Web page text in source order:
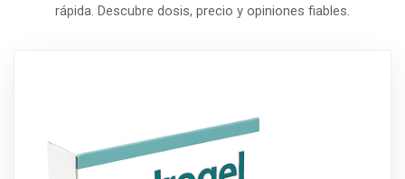
rápida. Descubre dosis, precio y opiniones fiables.